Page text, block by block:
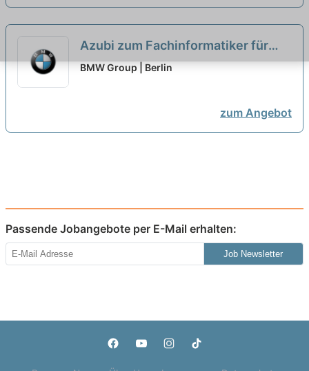
Azubi zum Fachinformatiker für
Daten- und Prozessanalyse
BMW Group | Berlin
zum Angebot
Passende Jobangebote per E-Mail erhalten:
Job Newsletter